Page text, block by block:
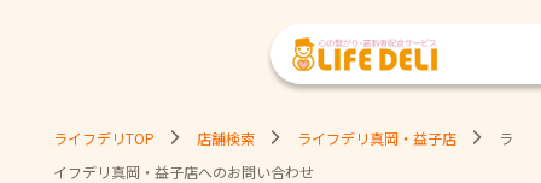
ライフデリTOP 店舗検索 ライフデリ真岡・益子店
ラ
イフデリ真岡・益子店へのお問い合わせ